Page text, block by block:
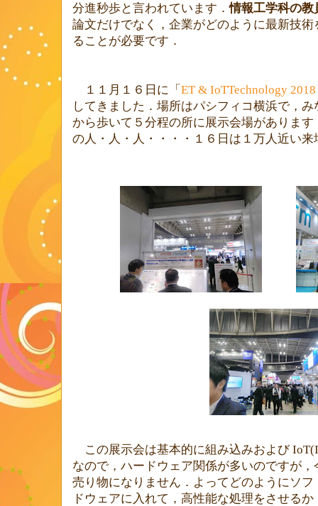
分進秒歩と言われています．情報工学科の教
論文だけでなく，企業がどのように最新技
ることが必要です．
１１月１６日に「 ET & IoTTechnology 2018
してきました．場所はパシフィコ横浜で，
から歩いて５分程の所に展示会場がありま
の人・人・人・・・・１６日は１万人近い
この展示会は基本的に組み込みおよび
なので，ハードウェア関係が多いのですが
売り物になりません．よってどのようにソ
ドウェアに入れて，高性能な処理をさせる